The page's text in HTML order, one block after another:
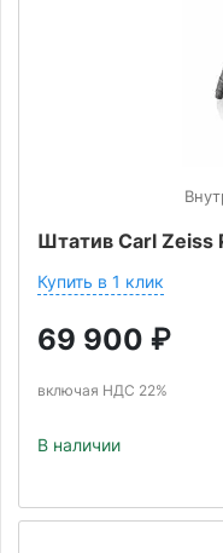
Штатив Carl Zeiss
Купить в 1 клик
69 900 ₽
включая НДС 22%
В наличии